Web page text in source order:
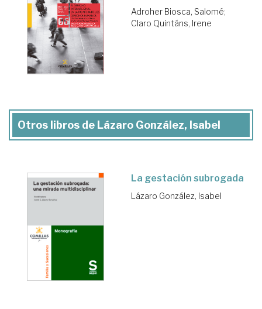
Adroher Biosca, Salomé;
Claro Quintáns, Irene
Otros libros de Lázaro González, Isabel
La gestación subrogada
Lázaro González, Isabel